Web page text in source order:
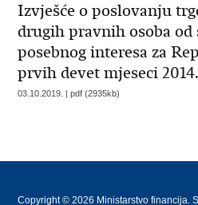
Izvješće o poslovanju
drugih pravnih osoba od
posebnog interesa za
prvih devet mjeseci
03.10.2019. | pdf (2935kb)
Copyright © 2026 Ministarstvo financija.